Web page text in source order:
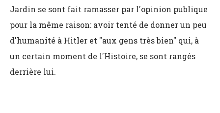
Jardin se sont fait ramasser par l'opinion publique
pour la même raison: avoir tenté de donner un peu
d'humanité à Hitler et "aux gens très bien" qui, à
un certain moment de l'Histoire, se sont rangés
derrière lui.